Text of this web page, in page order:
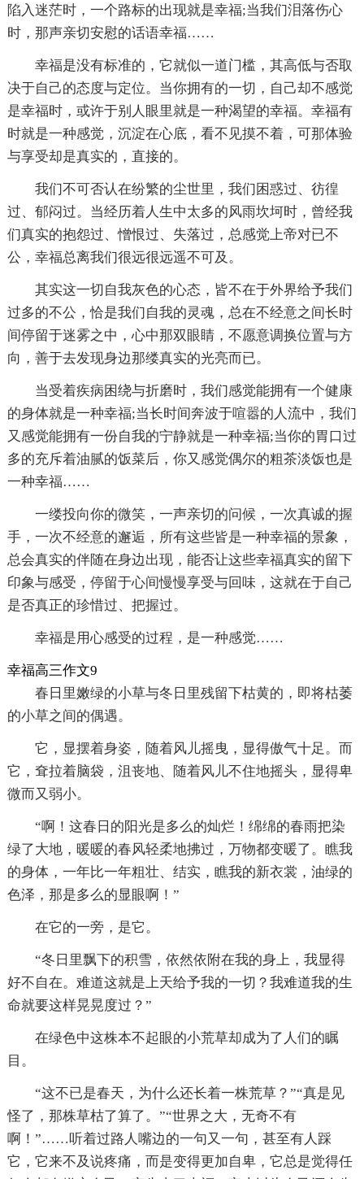
陷入迷茫时，一个路标的出现就是幸福;当我们泪落伤心
时，那声亲切安慰的话语幸福……
幸福是没有标准的，它就似一道门槛，其高低与否取
决于自己的态度与定位。当你拥有的一切，自己却不感觉
是幸福时，或许于别人眼里就是一种渴望的幸福。幸福有
时就是一种感觉，沉淀在心底，看不见摸不着，可那体验
与享受却是真实的，直接的。
我们不可否认在纷繁的尘世里，我们困惑过、彷徨
过、郁闷过。当经历着人生中太多的风雨坎坷时，曾经我
们真实的抱怨过、憎恨过、失落过，总感觉上帝对已不
公，幸福总离我们很远很远遥不可及。
其实这一切自我灰色的心态，皆不在于外界给予我们
过多的不公，恰是我们自我的灵魂，总在不经意之间长时
间停留于迷雾之中，心中那双眼睛，不愿意调换位置与方
向，善于去发现身边那缕真实的光亮而已。
当受着疾病困绕与折磨时，我们感觉能拥有一个健康
的身体就是一种幸福;当长时间奔波于喧嚣的人流中，我们
又感觉能拥有一份自我的宁静就是一种幸福;当你的胃口过
多的充斥着油腻的饭菜后，你又感觉偶尔的粗茶淡饭也是
一种幸福……
一缕投向你的微笑，一声亲切的问候，一次真诚的握
手，一次不经意的邂逅，所有这些皆是一种幸福的景象，
总会真实的伴随在身边出现，能否让这些幸福真实的留下
印象与感受，停留于心间慢慢享受与回味，这就在于自己
是否真正的珍惜过、把握过。
幸福是用心感受的过程，是一种感觉……
幸福高三作文9
春日里嫩绿的小草与冬日里残留下枯黄的，即将枯萎
的小草之间的偶遇。
它，显摆着身姿，随着风儿摇曳，显得傲气十足。而
它，耷拉着脑袋，沮丧地、随着风儿不住地摇头，显得卑
微而又弱小。
“啊！这春日的阳光是多么的灿烂！绵绵的春雨把染
绿了大地，暖暖的春风轻柔地拂过，万物都变暖了。瞧我
的身体，一年比一年粗壮、结实，瞧我的新衣裳，油绿的
色泽，那是多么的显眼啊！”
在它的一旁，是它。
“冬日里飘下的积雪，依然依附在我的身上，我显得
好不自在。难道这就是上天给予我的一切？我难道我的生
命就要这样晃晃度过？”
在绿色中这株本不起眼的小荒草却成为了人们的瞩
目。
“这不已是春天，为什么还长着一株荒草？”“真是见
怪了，那株草枯了算了。”“世界之大，无奇不有
啊！”……听着过路人嘴边的一句又一句，甚至有人踩
它，它来不及说疼痛，而是变得更加自卑，它总是觉得任